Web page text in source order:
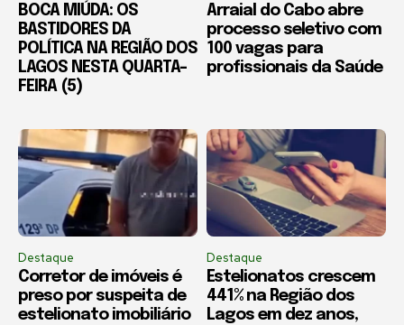
BOCA MIÚDA: OS
BASTIDORES DA
POLÍTICA NA REGIÃO DOS
LAGOS NESTA QUARTA-
FEIRA (5)
Arraial do Cabo abre
processo seletivo com
100 vagas para
profissionais da Saúde
Destaque
Corretor de imóveis é
preso por suspeita de
estelionato imobiliário
Destaque
Estelionatos crescem
441% na Região dos
Lagos em dez anos,